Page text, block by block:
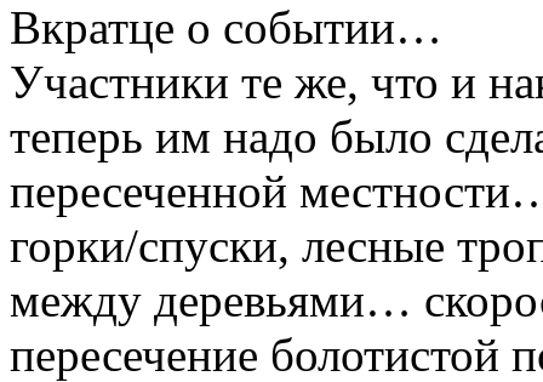
Вкратце о событии…
Участники те же, что и
теперь им надо было
пересеченной
горки/спуски, лесные
между деревьями…
пересечение